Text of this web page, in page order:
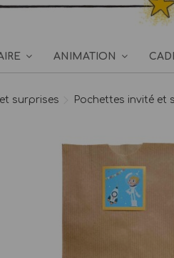
ANIMATION
surprises Pochettes invité et